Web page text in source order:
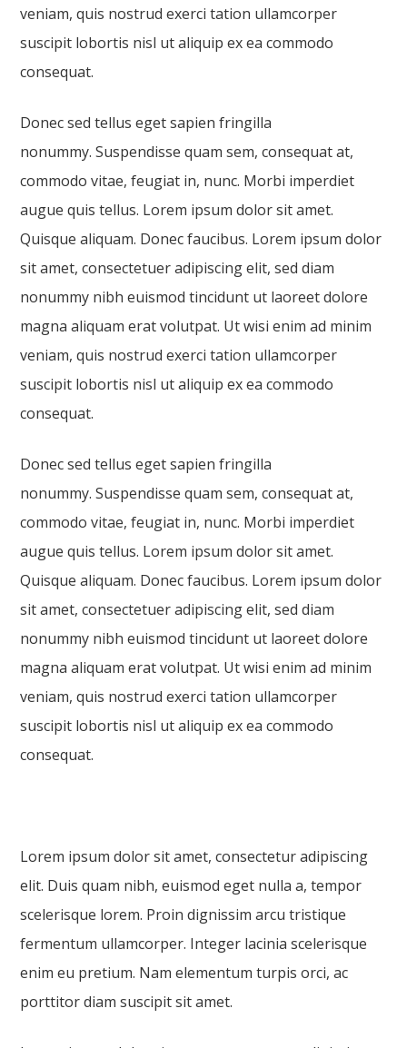
veniam, quis nostrud exerci tation ullamcorper
suscipit lobortis nisl ut aliquip ex ea commodo
consequat.
Donec sed tellus eget sapien fringilla
nonummy. Suspendisse quam sem, consequat at,
commodo vitae, feugiat in, nunc. Morbi imperdiet
augue quis tellus. Lorem ipsum dolor sit amet.
Quisque aliquam. Donec faucibus. Lorem ipsum dolor
sit amet, consectetuer adipiscing elit, sed diam
nonummy nibh euismod tincidunt ut laoreet dolore
magna aliquam erat volutpat. Ut wisi enim ad minim
veniam, quis nostrud exerci tation ullamcorper
suscipit lobortis nisl ut aliquip ex ea commodo
consequat.
Donec sed tellus eget sapien fringilla
nonummy. Suspendisse quam sem, consequat at,
commodo vitae, feugiat in, nunc. Morbi imperdiet
augue quis tellus. Lorem ipsum dolor sit amet.
Quisque aliquam. Donec faucibus. Lorem ipsum dolor
sit amet, consectetuer adipiscing elit, sed diam
nonummy nibh euismod tincidunt ut laoreet dolore
magna aliquam erat volutpat. Ut wisi enim ad minim
veniam, quis nostrud exerci tation ullamcorper
suscipit lobortis nisl ut aliquip ex ea commodo
consequat.
Lorem ipsum dolor sit amet, consectetur adipiscing
elit. Duis quam nibh, euismod eget nulla a, tempor
scelerisque lorem. Proin dignissim arcu tristique
fermentum ullamcorper. Integer lacinia scelerisque
enim eu pretium. Nam elementum turpis orci, ac
porttitor diam suscipit sit amet.